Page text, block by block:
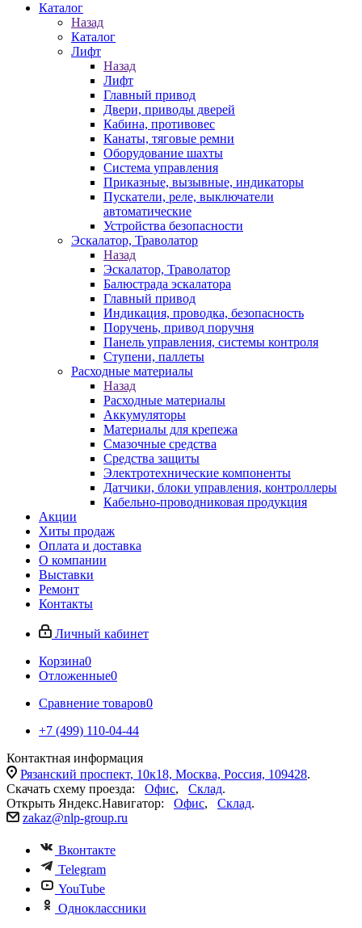
Каталог
Назад
Каталог
Лифт
Назад
Лифт
Главный привод
Двери, приводы дверей
Кабина, противовес
Канаты, тяговые ремни
Оборудование шахты
Система управления
Приказные, вызывные, индикаторы
Пускатели, реле, выключатели
автоматические
Устройства безопасности
Эскалатор, Траволатор
Назад
Эскалатор, Траволатор
Балюстрада эскалатора
Главный привод
Индикация, проводка, безопасность
Поручень, привод поручня
Панель управления, системы контроля
Ступени, паллеты
Расходные материалы
Назад
Расходные материалы
Аккумуляторы
Материалы для крепежа
Смазочные средства
Средства защиты
Электротехнические компоненты
Датчики, блоки управления, контроллеры
Кабельно-проводниковая продукция
Акции
Хиты продаж
Оплата и доставка
О компании
Выставки
Ремонт
Контакты
Личный кабинет
Корзина0
Отложенные0
Сравнение товаров0
+7 (499) 110-04-44
Контактная информация
Рязанский проспект, 10к18, Москва, Россия, 109428.
Скачать схему проезда: Офис, Склад.
Открыть Яндекс.Навигатор: Офис, Склад.
zakaz@nlp-group.ru
Вконтакте
Telegram
YouTube
Одноклассники